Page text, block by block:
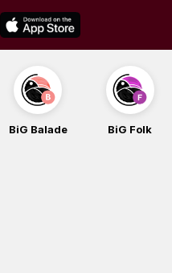
BiG Balade BiG Folk